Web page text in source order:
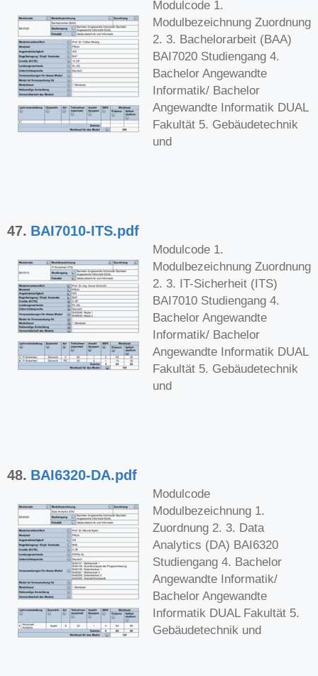
Modulcode 1.
Modulbezeichnung Zuordnung
2. 3. Bachelorarbeit (BAA)
BAI7020 Studiengang 4.
Bachelor Angewandte
Informatik/ Bachelor
Angewandte Informatik DUAL
Fakultät 5. Gebäudetechnik
und
47. BAI7010-ITS.pdf
Modulcode 1.
Modulbezeichnung Zuordnung
2. 3. IT-Sicherheit (ITS)
BAI7010 Studiengang 4.
Bachelor Angewandte
Informatik/ Bachelor
Angewandte Informatik DUAL
Fakultät 5. Gebäudetechnik
und
48. BAI6320-DA.pdf
Modulcode
Modulbezeichnung 1.
Zuordnung 2. 3. Data
Analytics (DA) BAI6320
Studiengang 4. Bachelor
Angewandte Informatik/
Bachelor Angewandte
Informatik DUAL Fakultät 5.
Gebäudetechnik und